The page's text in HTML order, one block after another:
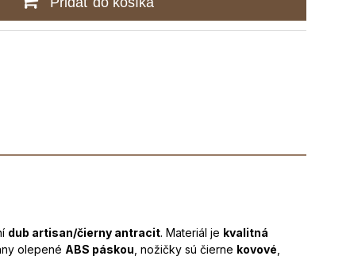
dub artisan/čierny antracit. Materiál je kvalitná
olepené ABS páskou , nožičky sú čierne kovové